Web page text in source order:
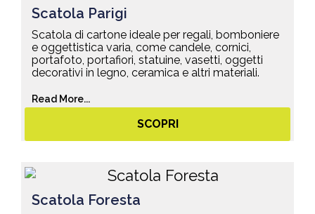
Scatola Parigi
Scatola di cartone ideale per regali, bomboniere
e oggettistica varia, come candele, cornici,
portafoto, portafiori, statuine, vasetti, oggetti
decorativi in legno, ceramica e altri materiali.
Read More...
SCOPRI
Scatola Foresta